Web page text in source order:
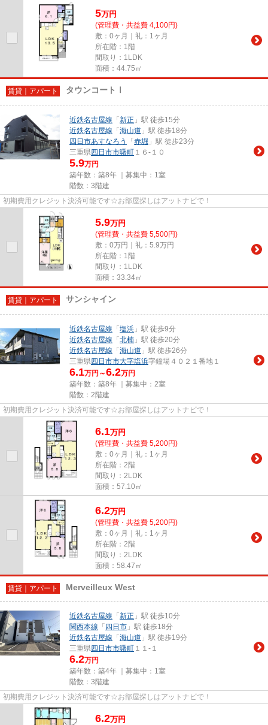
5万円
(管理費・共益費 4,100円)
敷：0ヶ月｜礼：1ヶ月
所在階：1階
間取り：1LDK
面積：44.75㎡
賃貸｜アパート タウンコートⅠ
近鉄名古屋線 「 新正 」駅 徒歩15分
近鉄名古屋線 「 海山道 」駅 徒歩18分
四日市あすなろう
「 赤堀 」駅 徒歩23分
三重県四日市市曙町 １６-１０
5.9万円
築年数：築8年 ｜募集中： 1室
階数：3階建
初期費用クレジット決済可能です☆お部屋探しはアットナビで！
5.9万円
(管理費・共益費 5,500円)
敷：0万円｜礼：5.9万円
所在階：1階
間取り：1LDK
面積：33.34㎡
賃貸｜アパート サンシャイン
近鉄名古屋線 「 塩浜 」駅 徒歩9分
近鉄名古屋線 「 北楠 」駅 徒歩20分
近鉄名古屋線 「 海山道 」駅 徒歩26分
三重県四日市市大字塩浜字鐘場４０２１番地１
6.1万円～6.2万円
築年数：築8年 ｜募集中： 2室
階数：2階建
初期費用クレジット決済可能です☆お部屋探しはアットナビで！
6.1万円
(管理費・共益費 5,200円)
敷：0ヶ月｜礼：1ヶ月
所在階：2階
間取り：2LDK
面積：57.10㎡
6.2万円
(管理費・共益費 5,200円)
敷：0ヶ月｜礼：1ヶ月
所在階：2階
間取り：2LDK
面積：58.47㎡
賃貸｜アパート Merveilleux West
近鉄名古屋線 「 新正 」駅 徒歩10分
関西本線 「 四日市 」駅 徒歩18分
近鉄名古屋線 「 海山道 」駅 徒歩19分
三重県四日市市曙町 １１-１
6.2万円
築年数：築4年 ｜募集中： 1室
階数：3階建
初期費用クレジット決済可能です☆お部屋探しはアットナビで！
6.2万円